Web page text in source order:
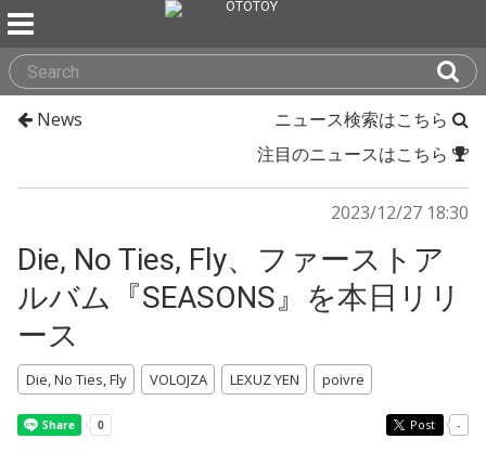
News
ニュース検索はこちら
注目のニュースはこちら
2023/12/27 18:30
Die, No Ties, Fly、ファーストア
ルバム『SEASONS』を本日リリ
ース
Die, No Ties, Fly VOLOJZA LEXUZ YEN poivre
Post -